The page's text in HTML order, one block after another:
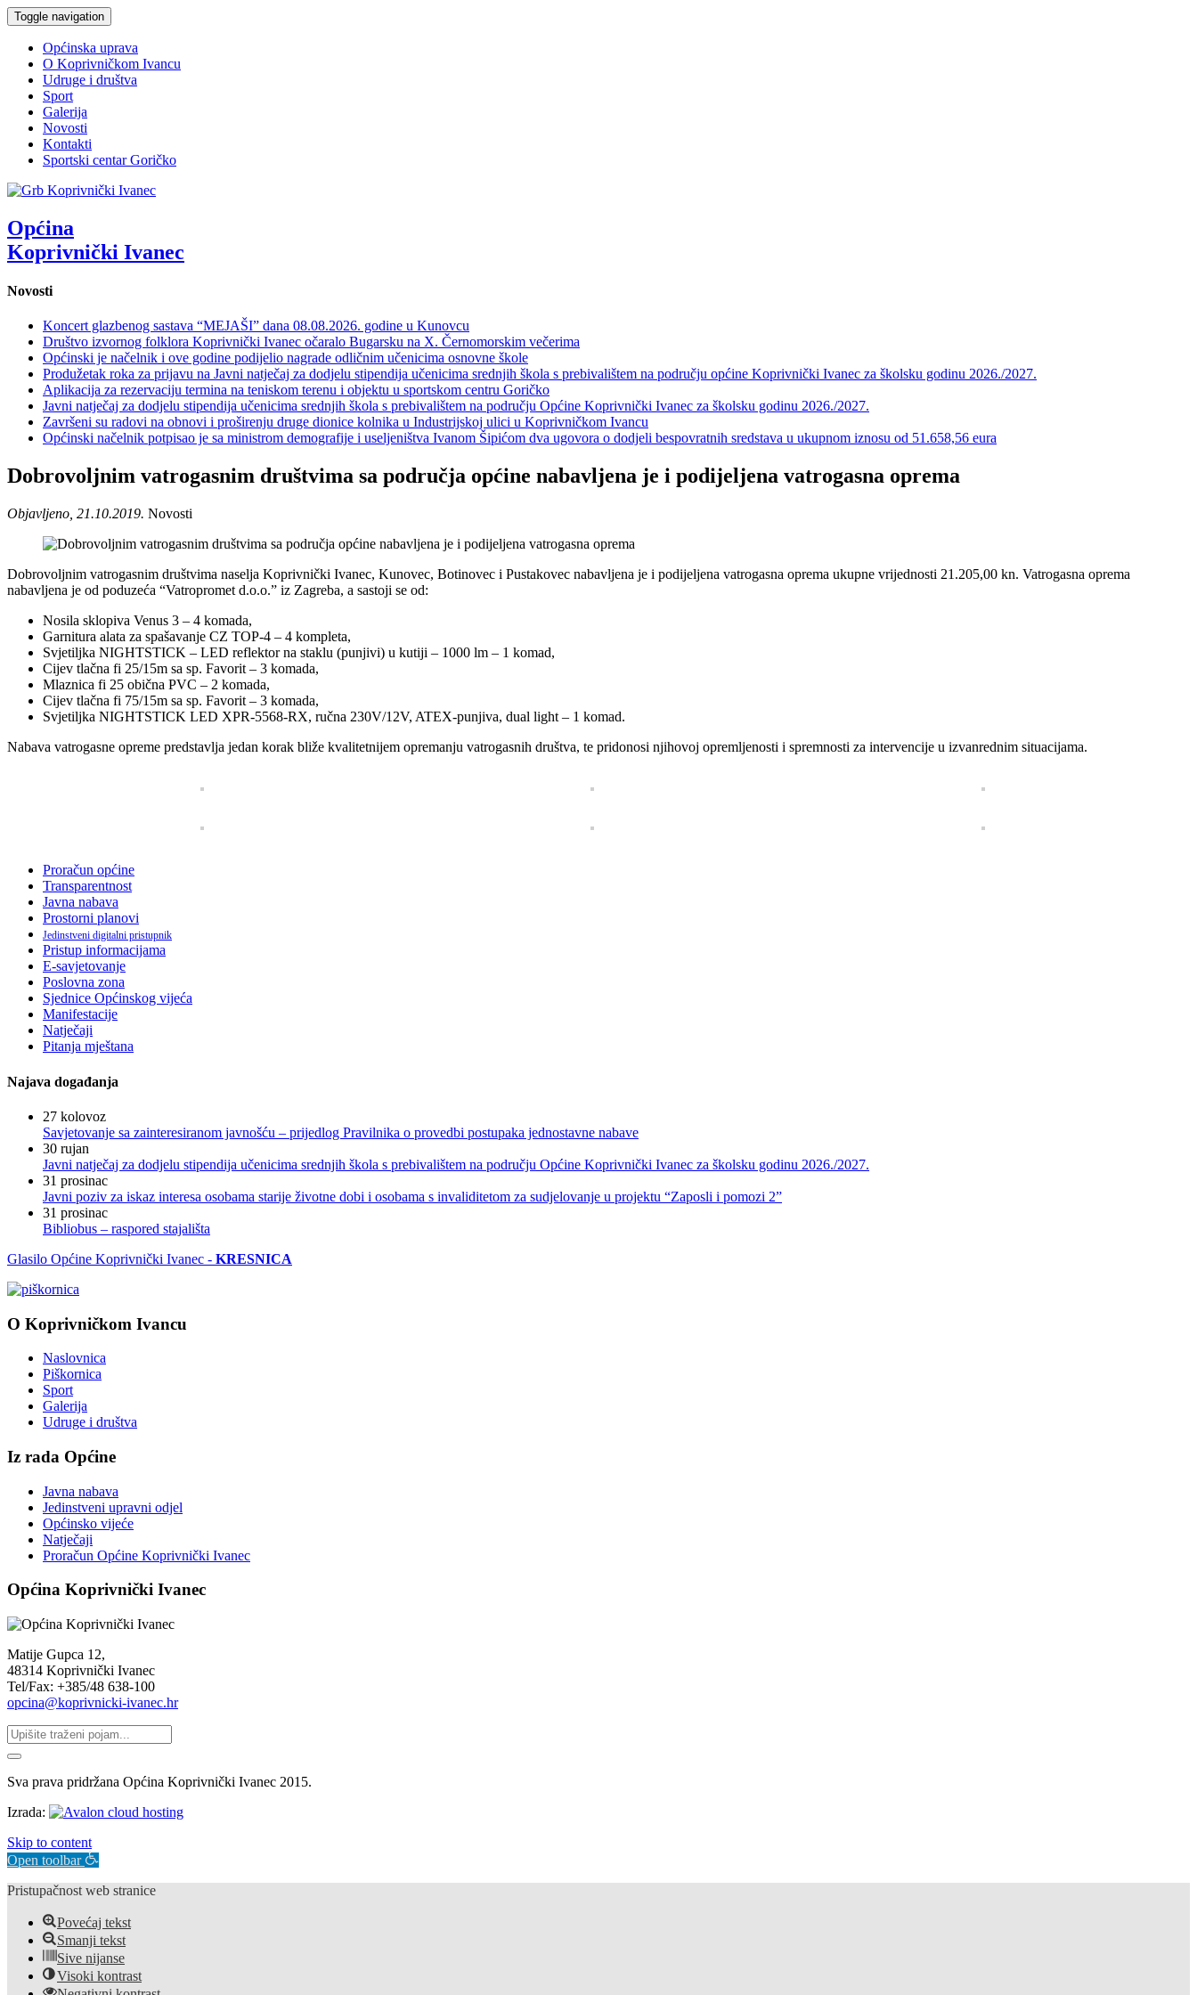
Toggle navigation
Općinska uprava
O Koprivničkom Ivancu
Udruge i društva
Sport
Galerija
Novosti
Kontakti
Sportski centar Goričko
Općina
Koprivnički Ivanec
Novosti
Koncert glazbenog sastava “MEJAŠI” dana 08.08.2026. godine u Kunovcu
Društvo izvornog folklora Koprivnički Ivanec očaralo Bugarsku na X. Černomorskim večerima
Općinski je načelnik i ove godine podijelio nagrade odličnim učenicima osnovne škole
Produžetak roka za prijavu na Javni natječaj za dodjelu stipendija učenicima srednjih škola s prebivalištem na području općine Koprivnički Ivanec za školsku godinu 2026./2027.
Aplikacija za rezervaciju termina na teniskom terenu i objektu u sportskom centru Goričko
Javni natječaj za dodjelu stipendija učenicima srednjih škola s prebivalištem na području Općine Koprivnički Ivanec za školsku godinu 2026./2027.
Završeni su radovi na obnovi i proširenju druge dionice kolnika u Industrijskoj ulici u Koprivničkom Ivancu
Općinski načelnik potpisao je sa ministrom demografije i useljeništva Ivanom Šipićom dva ugovora o dodjeli bespovratnih sredstava u ukupnom iznosu od 51.658,56 eura
Dobrovoljnim vatrogasnim društvima sa područja općine nabavljena je i podijeljena vatrogasna oprema
Objavljeno, 21.10.2019. Novosti
Dobrovoljnim vatrogasnim društvima naselja Koprivnički Ivanec, Kunovec, Botinovec i Pustakovec nabavljena je i podijeljena vatrogasna oprema ukupne vrijednosti 21.205,00 kn. Vatrogasna oprema
nabavljena je od poduzeća “Vatropromet d.o.o.” iz Zagreba, a sastoji se od:
Nosila sklopiva Venus 3 – 4 komada,
Garnitura alata za spašavanje CZ TOP-4 – 4 kompleta,
Svjetiljka NIGHTSTICK – LED reflektor na staklu (punjivi) u kutiji – 1000 lm – 1 komad,
Cijev tlačna fi 25/15m sa sp. Favorit – 3 komada,
Mlaznica fi 25 obična PVC – 2 komada,
Cijev tlačna fi 75/15m sa sp. Favorit – 3 komada,
Svjetiljka NIGHTSTICK LED XPR-5568-RX, ručna 230V/12V, ATEX-punjiva, dual light – 1 komad.
Nabava vatrogasne opreme predstavlja jedan korak bliže kvalitetnijem opremanju vatrogasnih društva, te pridonosi njihovoj opremljenosti i spremnosti za intervencije u izvanrednim situacijama.
Proračun općine
Transparentnost
Javna nabava
Prostorni planovi
Jedinstveni digitalni pristupnik
Pristup informacijama
E-savjetovanje
Poslovna zona
Sjednice Općinskog vijeća
Manifestacije
Natječaji
Pitanja mještana
Najava događanja
27 kolovoz
Savjetovanje sa zainteresiranom javnošću – prijedlog Pravilnika o provedbi postupaka jednostavne nabave
30 rujan
Javni natječaj za dodjelu stipendija učenicima srednjih škola s prebivalištem na području Općine Koprivnički Ivanec za školsku godinu 2026./2027.
31 prosinac
Javni poziv za iskaz interesa osobama starije životne dobi i osobama s invaliditetom za sudjelovanje u projektu “Zaposli i pomozi 2”
31 prosinac
Bibliobus – raspored stajališta
Glasilo Općine Koprivnički Ivanec - KRESNICA
O Koprivničkom Ivancu
Naslovnica
Piškornica
Sport
Galerija
Udruge i društva
Iz rada Općine
Javna nabava
Jedinstveni upravni odjel
Općinsko vijeće
Natječaji
Proračun Općine Koprivnički Ivanec
Općina Koprivnički Ivanec
Matije Gupca 12,
48314 Koprivnički Ivanec
Tel/Fax: +385/48 638-100
opcina@koprivnicki-ivanec.hr
Sva prava pridržana Općina Koprivnički Ivanec 2015.
Izrada:
Skip to content
Open toolbar
Pristupačnost web stranice
Povećaj tekst
Smanji tekst
Sive nijanse
Visoki kontrast